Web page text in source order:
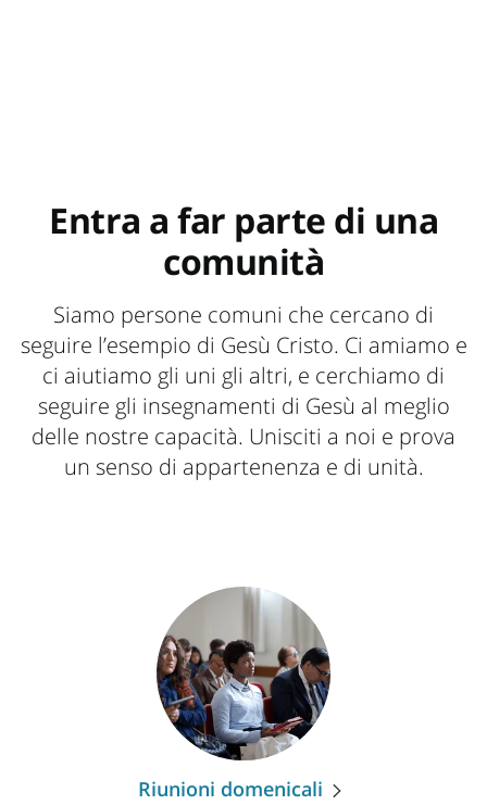
Entra a far parte di una
comunità
Siamo persone comuni che cercano di
seguire l’esempio di Gesù Cristo. Ci amiamo e
ci aiutiamo gli uni gli altri, e cerchiamo di
seguire gli insegnamenti di Gesù al meglio
delle nostre capacità. Unisciti a noi e prova
un senso di appartenenza e di unità.
Riunioni domenicali